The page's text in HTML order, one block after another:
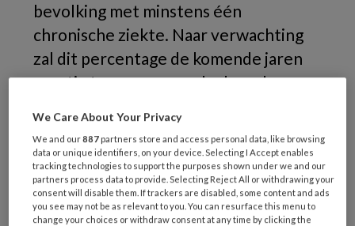
bevolking met minstens één
chronische ziekte. Naar verwachting
zal dit percentage de komende jaren
ernstig toenemen, mede door de
van de meest voorkomende
chronische ziekten
leefstijlgerelateerd zijn?
We Care About Your Privacy
We and our887 partners store and access personal data, like browsing
data or unique identifiers, on your device. Selecting I Accept enables
tracking technologies to support the purposes shown under we and our
partners process data to provide. Selecting Reject All or withdrawing your
consent will disable them. If trackers are disabled, some content and ads
you see may not be as relevant to you. You can resurface this menu to
change your choices or withdraw consent at any time by clicking the